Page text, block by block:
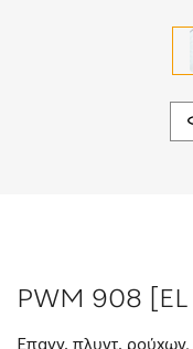
PWM 908 [EL